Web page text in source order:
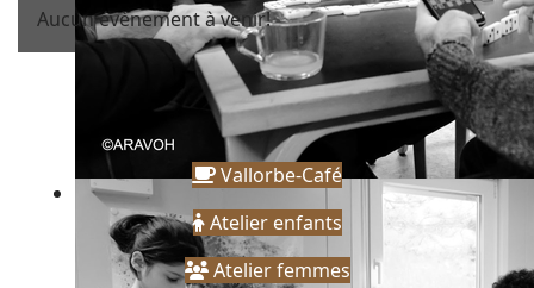
Aucun évènement à venir!
Vallorbe-Café
Atelier enfants
Atelier femmes